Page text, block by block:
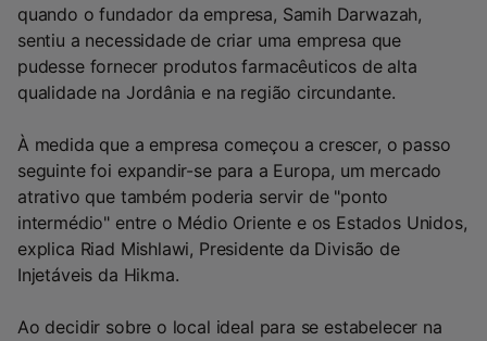
quando o fundador da empresa, Samih Darwazah,
sentiu a necessidade de criar uma empresa que
pudesse fornecer produtos farmacêuticos de alta
qualidade na Jordânia e na região circundante.
À medida que a empresa começou a crescer, o passo
seguinte foi expandir-se para a Europa, um mercado
atrativo que também poderia servir de "ponto
intermédio" entre o Médio Oriente e os Estados Unidos,
explica Riad Mishlawi, Presidente da Divisão de
Injetáveis da Hikma.
Ao decidir sobre o local ideal para se estabelecer na